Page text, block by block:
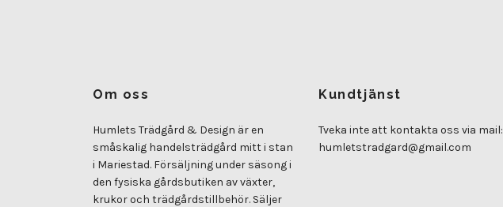
Om oss
Humlets Trädgård & Design är en
småskalig handelsträdgård mitt i stan
i Mariestad. Försäljning under säsong i
den fysiska gårdsbutiken av växter,
krukor och trädgårdstillbehör. Säljer
Kundtjänst
Tveka inte att kontakta oss via mail:
humletstradgard@gmail.com